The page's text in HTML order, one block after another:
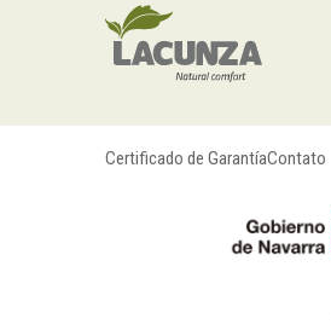
Certificado de GarantíaContato